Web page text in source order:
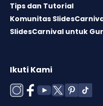
Tips dan Tutorial
Komunitas
SlidesCarnival untuk
Ikuti Kami